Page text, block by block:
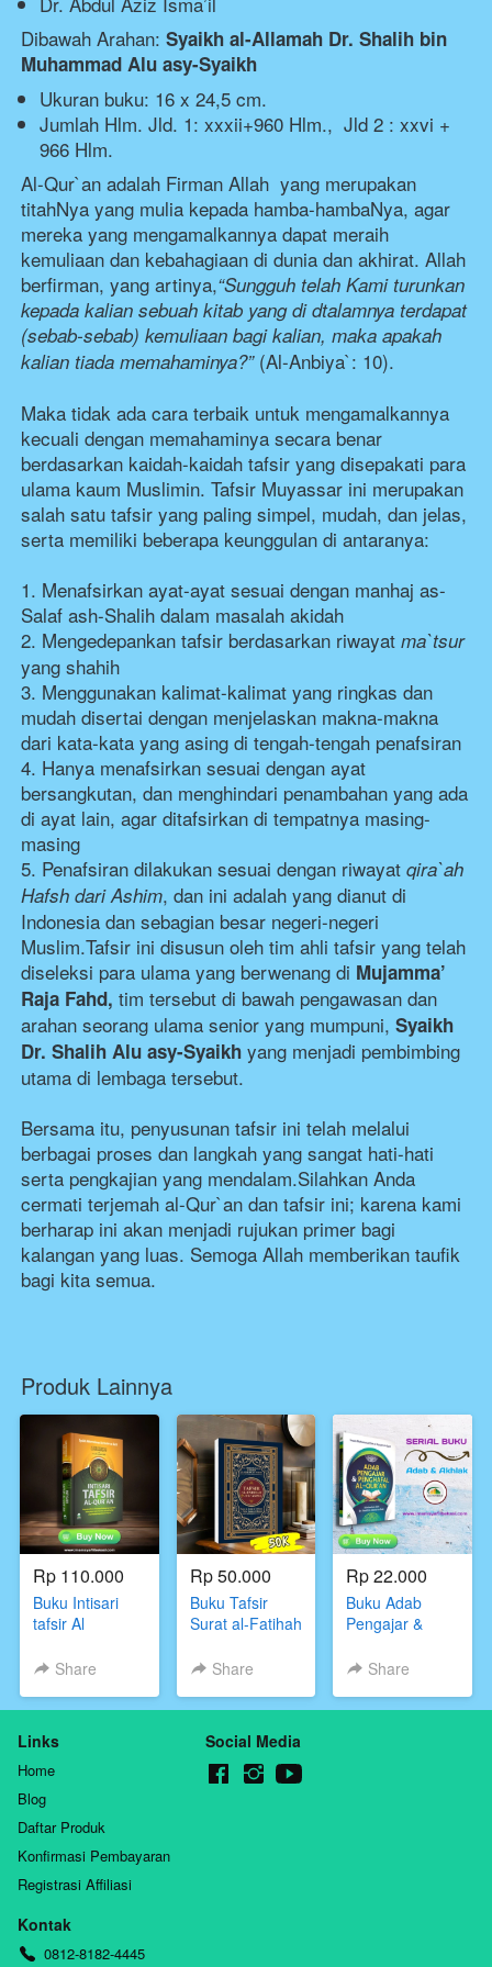
Dibawah Arahan: Syaikh al-Allamah Dr. Shalih bin
Muhammad Alu asy-Syaikh
Ukuran buku: 16 x 24,5 cm.
Jumlah Hlm. Jld. 1: xxxii+960 Hlm.,  Jld 2 : xxvi +
966 Hlm.
Al-Qur`an adalah Firman Allah yang merupakan
titahNya yang mulia kepada hamba-hambaNya, agar
mereka yang mengamalkannya dapat meraih
kemuliaan dan kebahagiaan di dunia dan akhirat. Allah
berfirman, yang artinya,“Sungguh telah Kami turunkan
kepada kalian sebuah kitab yang di dtalamnya terdapat
(sebab-sebab) kemuliaan bagi kalian, maka apakah
kalian tiada memahaminya?” (Al-Anbiya`: 10).
Maka tidak ada cara terbaik untuk mengamalkannya
kecuali dengan memahaminya secara benar
berdasarkan kaidah-kaidah tafsir yang disepakati para
ulama kaum Muslimin. Tafsir Muyassar ini merupakan
salah satu tafsir yang paling simpel, mudah, dan jelas,
serta memiliki beberapa keunggulan di antaranya:
1. Menafsirkan ayat-ayat sesuai dengan manhaj as-
Salaf ash-Shalih dalam masalah akidah
2. Mengedepankan tafsir berdasarkan riwayat ma`tsur
yang shahih
3. Menggunakan kalimat-kalimat yang ringkas dan
mudah disertai dengan menjelaskan makna-makna
dari kata-kata yang asing di tengah-tengah penafsiran
4. Hanya menafsirkan sesuai dengan ayat
bersangkutan, dan menghindari penambahan yang ada
di ayat lain, agar ditafsirkan di tempatnya masing-
masing
5. Penafsiran dilakukan sesuai dengan riwayat qira`ah
Hafsh dari Ashim, dan ini adalah yang dianut di
Indonesia dan sebagian besar negeri-negeri
Muslim.Tafsir ini disusun oleh tim ahli tafsir yang telah
diseleksi para ulama yang berwenang di Mujamma’
Raja Fahd, tim tersebut di bawah pengawasan dan
arahan seorang ulama senior yang mumpuni, Syaikh
Dr. Shalih Alu asy-Syaikh yang menjadi pembimbing
utama di lembaga tersebut.
Bersama itu, penyusunan tafsir ini telah melalui
berbagai proses dan langkah yang sangat hati-hati
serta pengkajian yang mendalam.Silahkan Anda
cermati terjemah al-Qur`an dan tafsir ini; karena kami
berharap ini akan menjadi rujukan primer bagi
kalangan yang luas. Semoga Allah memberikan taufik
bagi kita semua.
Produk Lainnya
Rp 110.000
Buku Intisari
tafsir Al
HaqShare
Rp 50.000
Buku Tafsir
Surat al-Fatihah
Share
Rp 22.000
Buku Adab
Pengajar &
Qur’an,Darul
Share
Links
Home
Blog
Daftar Produk
Konfirmasi Pembayaran
Registrasi Affiliasi
Social Media
Kontak
0812-8182-4445